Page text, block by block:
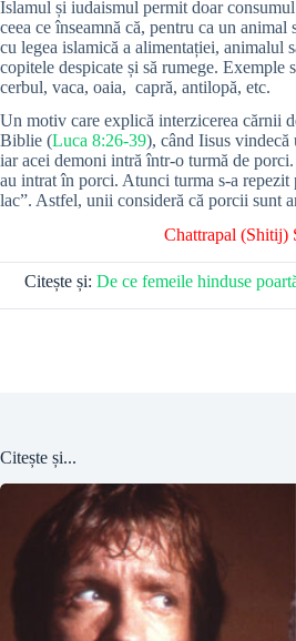
Islamul și iudaismul permit doar
ceea ce înseamnă că, pentru ca un
cu legea islamică a alimentației, animalul
copitele despicate și să rumege. Exemple
cerbul, vaca, oaia, capră, antilopă, etc.
Un motiv care explică interzicerea cărnii
Biblie (Luca 8:26-39), când Iisus vindecă
iar acei demoni intră într-o turmă de porci.
au intrat în porci. Atunci turma s-a repezit
lac”. Astfel, unii consideră că porcii sunt
Chattrapal (Shitij)
Citește și: De ce femeile hinduse
Citește și...